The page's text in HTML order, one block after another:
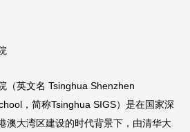
（英文名 Tsinghua Shenzhen
，简称Tsinghua SIGS）是在国家深
澳大湾区建设的时代背景下，由清华大